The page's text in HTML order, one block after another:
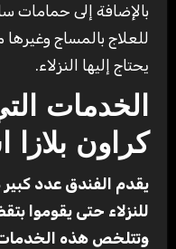
بالإضافة إلى حمامات
للعلاج بالمساج
يحتاج إليها النزلاء.
الخدمات
كراون بلازا
يقدم الفندق عدد كبير
للنزلاء حتى يقوموا
وتتلخص هذه الخدمات